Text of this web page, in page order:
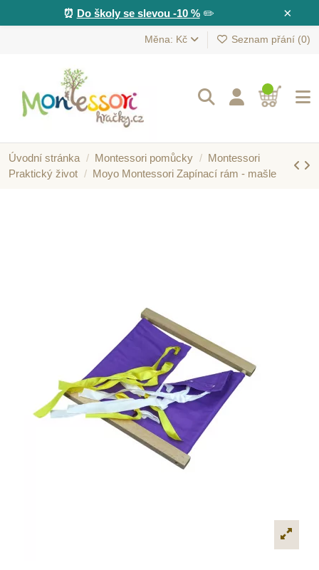
×
⏰ Do školy se slevou -10 %✏️
Měna: Kč Seznam přání (0)
Úvodní stránka Montessori pomůcky
Montessori
Praktický život
Moyo Montessori Zapínací rám - mašle